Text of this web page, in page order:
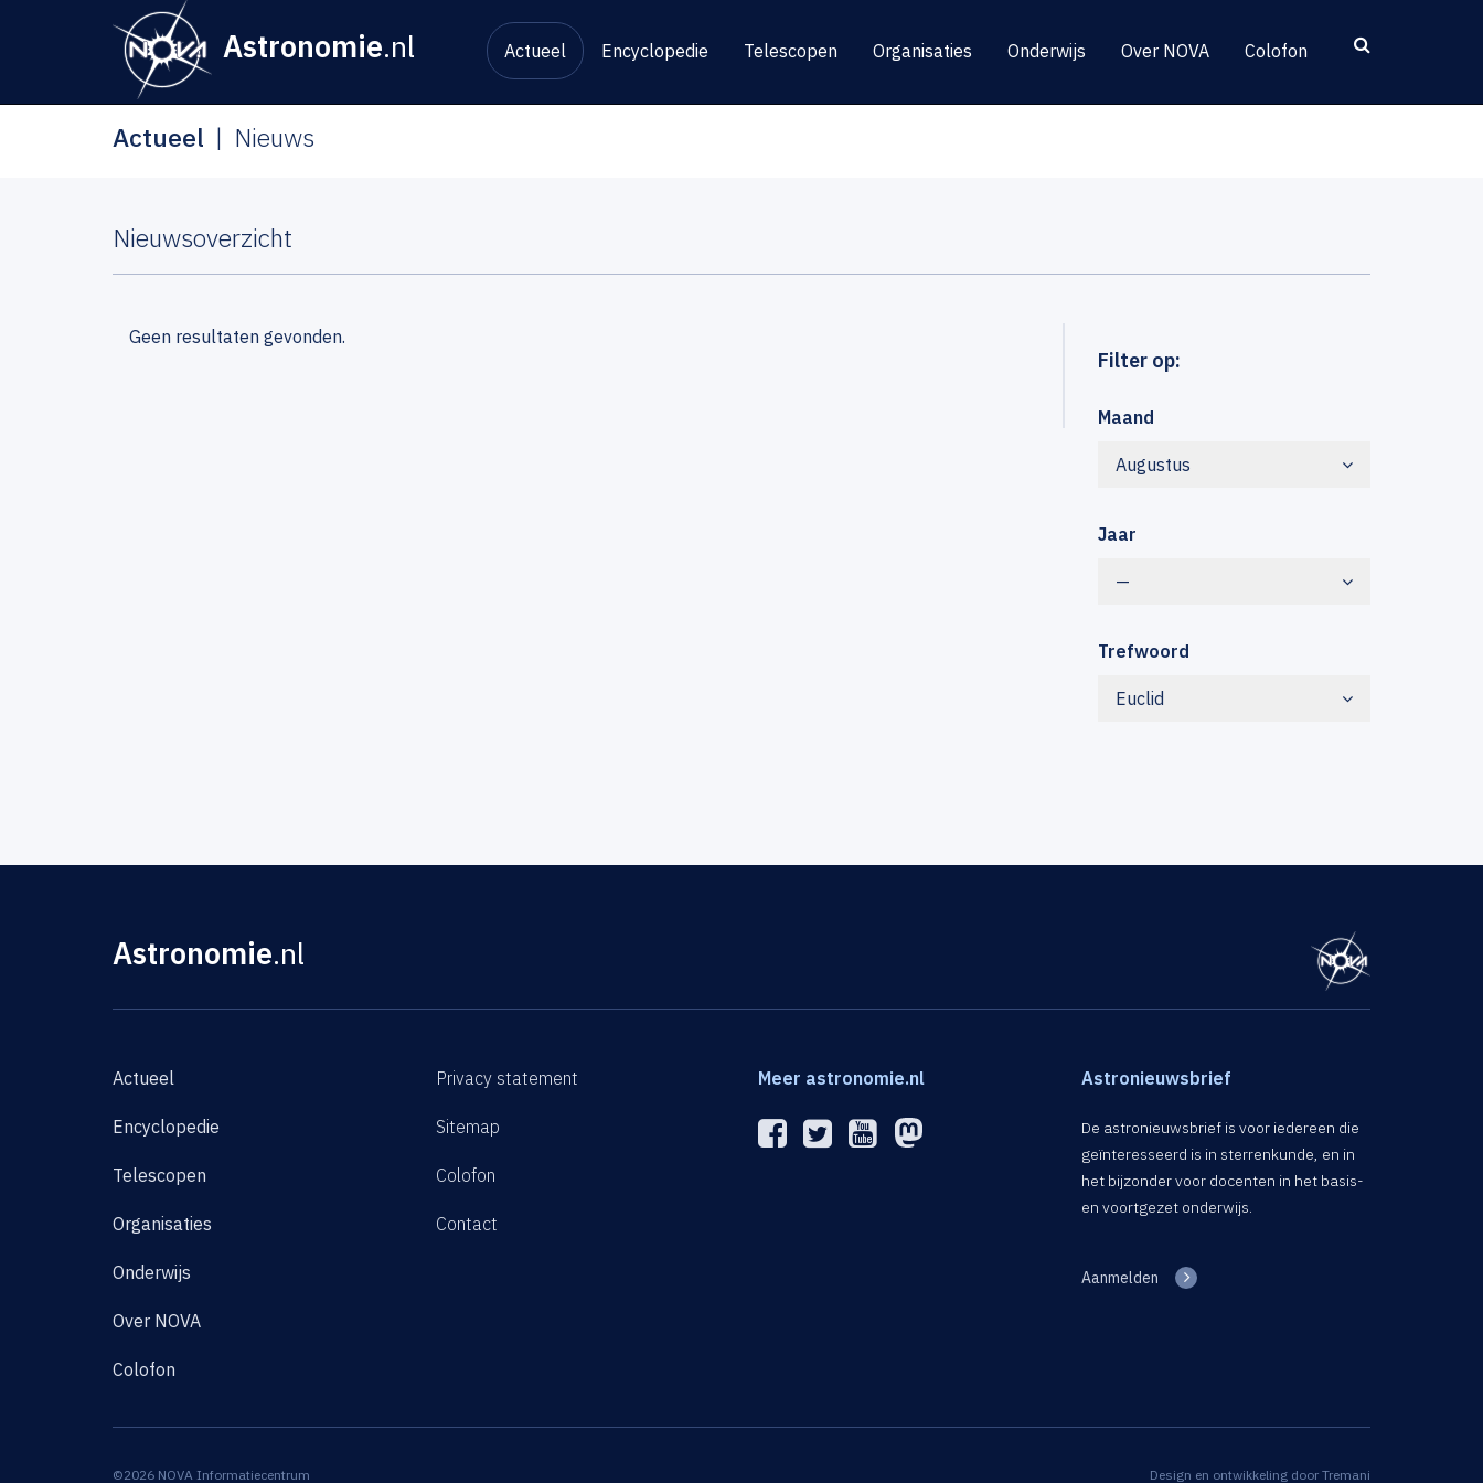
Astronomie.nl Actueel Encyclopedie Telescopen Organisaties Onderwijs Over NOVA Colofon
Actueel Nieuws
Nieuwsoverzicht
Filter op:
Maand
Augustus
Jaar
—
Trefwoord
Euclid
Geen resultaten gevonden.
Astronomie.nl
Actueel
Encyclopedie
Telescopen
Organisaties
Onderwijs
Over NOVA
Colofon
Privacy statement
Sitemap
Colofon
Contact
Meer astronomie.nl Astronieuwsbrief
De astronieuwsbrief is voor iedereen die
geïnteresseerd is in sterrenkunde, en in
het bijzonder voor docenten in het basis-
en voortgezet onderwijs.
Aanmelden
©2026 NOVA Informatiecentrum Design en ontwikkeling door Tremani